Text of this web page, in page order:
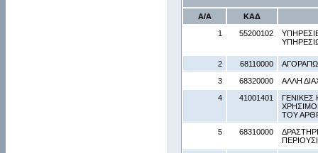
Α/Α
ΚΑΔ
1
55200102
2 68110000
3
68320000
ΑΛΛΗ
4
41001401
ΓΕΝΙΚΕΣ
ΤΟΥ
5
68310000